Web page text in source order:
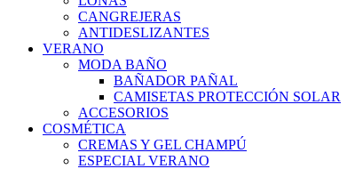
CANGREJERAS
ANTIDESLIZANTES
VERANO
MODA BAÑO
BAÑADOR PAÑAL
CAMISETAS PROTECCIÓN SOLAR
ACCESORIOS
COSMÉTICA
CREMAS Y GEL CHAMPÚ
ESPECIAL VERANO